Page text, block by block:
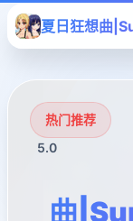
夏日狂想曲
热门推荐
5.0
曲